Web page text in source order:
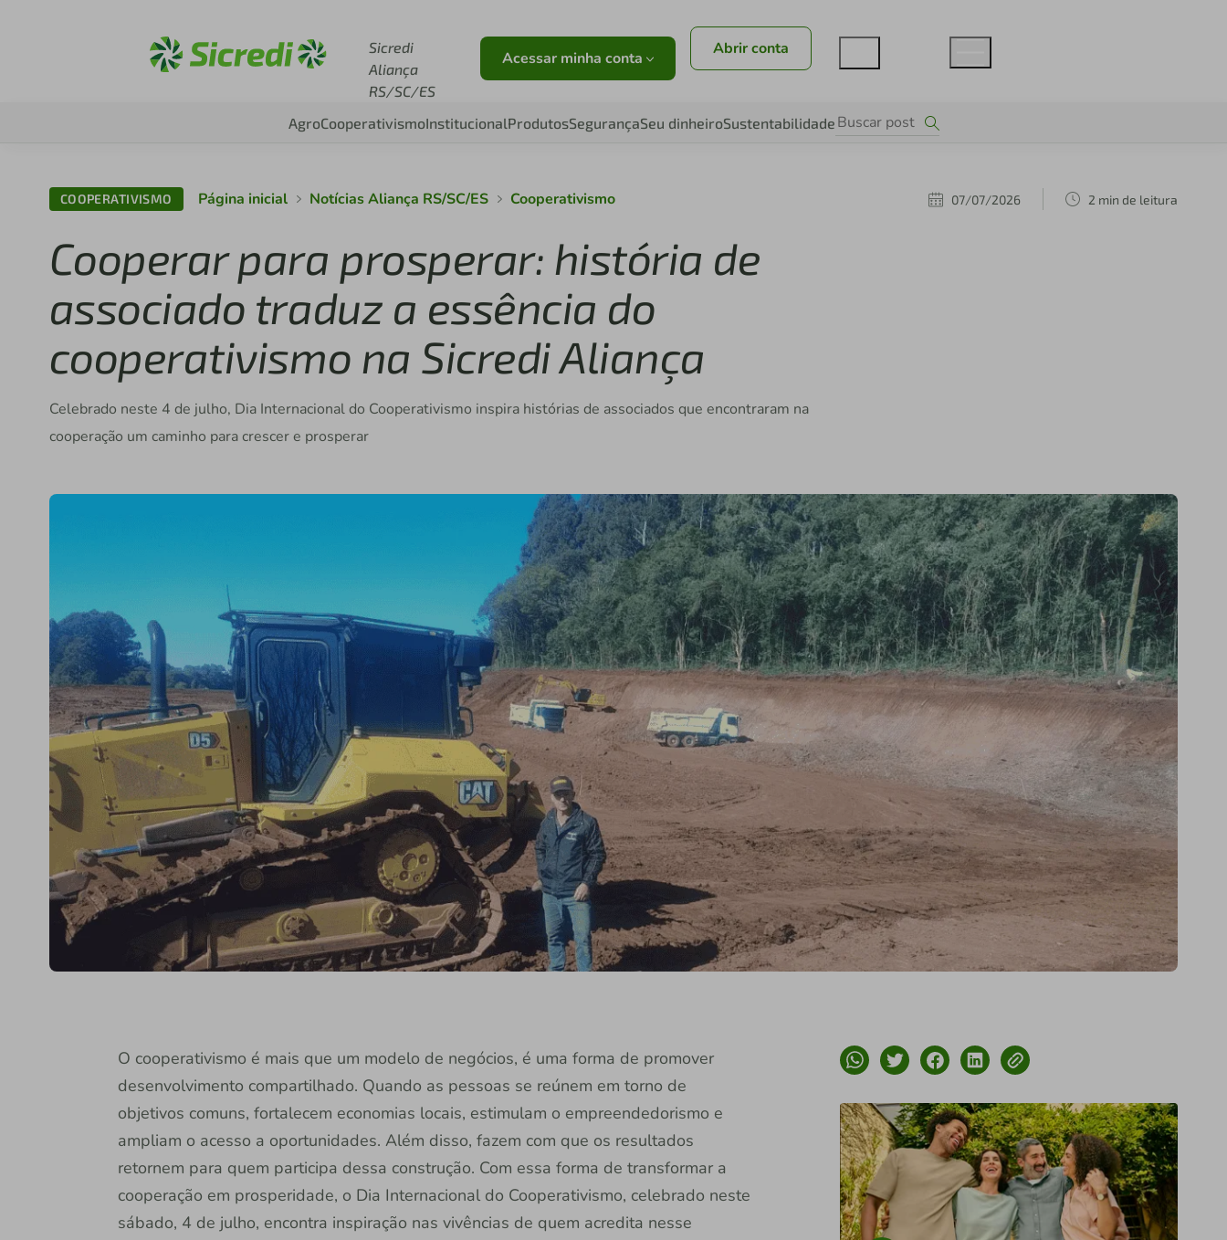
Sicredi
Aliança
RS/SC/ES
Acessar minha conta Abrir conta
AgroCooperativismoInstitucionalProdutosSegurançaSeu dinheiroSustentabilidade
COOPERATIVISMO Página inicial Notícias Aliança RS/SC/ES Cooperativismo 07/07/2026 2 min de leitura
Cooperar para prosperar: história de
associado traduz a essência do
cooperativismo na Sicredi Aliança
Celebrado neste 4 de julho, Dia Internacional do Cooperativismo inspira histórias de associados que encontraram na
cooperação um caminho para crescer e prosperar
O cooperativismo é mais que um modelo de negócios, é uma forma de promover
desenvolvimento compartilhado. Quando as pessoas se reúnem em torno de
objetivos comuns, fortalecem economias locais, estimulam o empreendedorismo e
ampliam o acesso a oportunidades. Além disso, fazem com que os resultados
retornem para quem participa dessa construção. Com essa forma de transformar a
cooperação em prosperidade, o Dia Internacional do Cooperativismo, celebrado neste
sábado, 4 de julho, encontra inspiração nas vivências de quem acredita nesse